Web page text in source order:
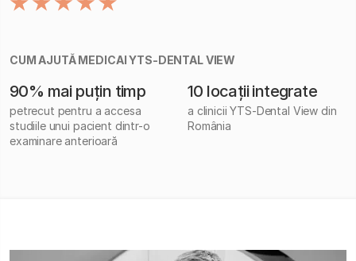
CUM AJUTĂ MEDICAI YTS-DENTAL VIEW
90% mai puțin timp
petrecut pentru a accesa
studiile unui pacient dintr-o
examinare anterioară
10 locații integrate
a clinicii YTS-Dental View din
România